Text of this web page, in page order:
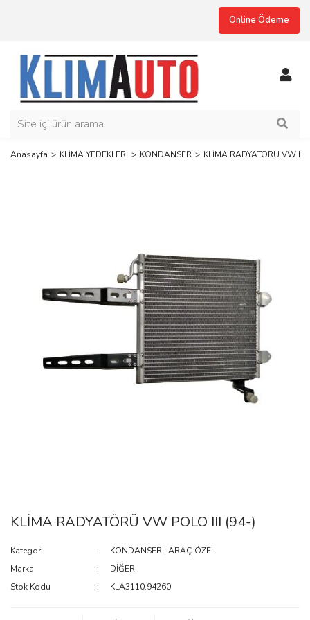
Online Ödeme
Anasayfa KLİMA YEDEKLERİ KONDANSER KLİMA RADYATÖRÜ VW
KLİMA RADYATÖRÜ VW POLO III (94-)
Kategori KONDANSER ,ARAÇ ÖZEL
Marka
DİĞER
Stok Kodu
KLA3110.94260